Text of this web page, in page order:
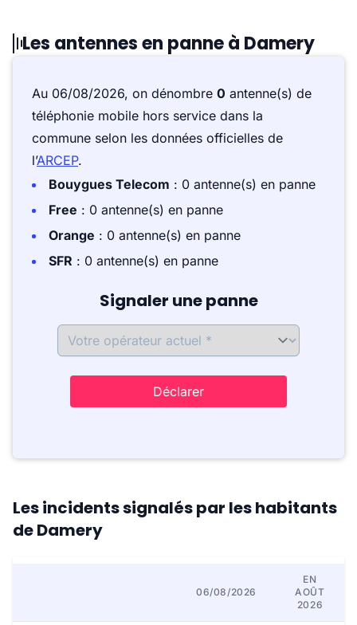
Les antennes en panne à Damery
Au 06/08/2026, on dénombre 0 antenne(s) de
téléphonie mobile hors service dans la
commune selon les données officielles de
l’ARCEP.
Bouygues Telecom : 0 antenne(s) en panne
Free : 0 antenne(s) en panne
Orange : 0 antenne(s) en panne
SFR : 0 antenne(s) en panne
Signaler une panne
Déclarer
Les incidents signalés par les habitants
de Damery
06/08/2026
EN
AOÛT
2026